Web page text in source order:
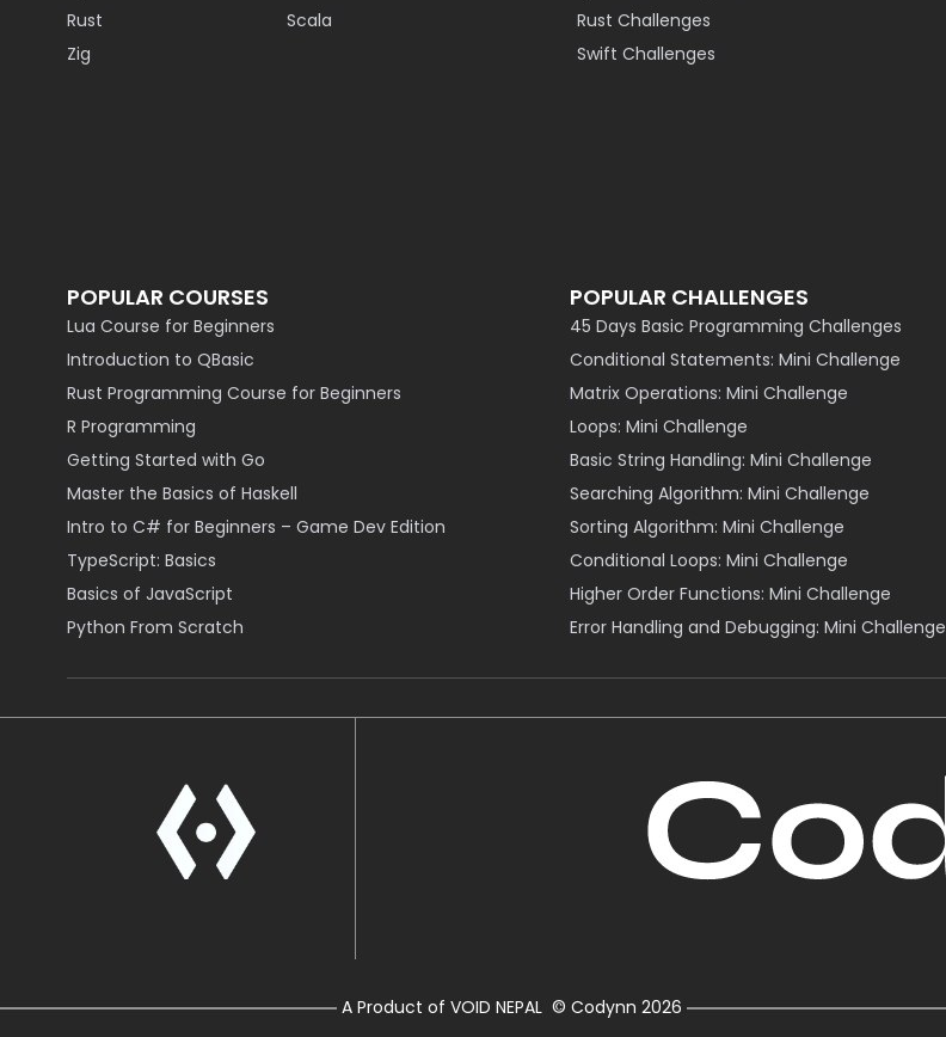
Rust
Scala
Zig
Rust Challenges
Swift Challenges
POPULAR COURSES
Lua Course for Beginners
Introduction to QBasic
Rust Programming Course for Beginners
R Programming
Getting Started with Go
Master the Basics of Haskell
Intro to C# for Beginners – Game Dev Edition
TypeScript: Basics
Basics of JavaScript
Python From Scratch
POPULAR CHALLENGES
45 Days Basic Programming Challenges
Conditional Statements: Mini Challenge
Matrix Operations: Mini Challenge
Loops: Mini Challenge
Basic String Handling: Mini Challenge
Searching Algorithm: Mini Challenge
Sorting Algorithm: Mini Challenge
Conditional Loops: Mini Challenge
Higher Order Functions: Mini Challenge
Error Handling and Debugging: Mini Challenge
A Product of VOID NEPAL © Codynn2026